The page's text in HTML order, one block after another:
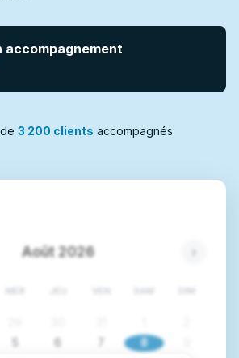
accompagnement
3 200 clients accompagnés
Août 2026 ›
MER
6 8